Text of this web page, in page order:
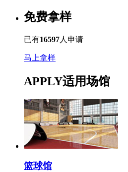
免费拿样
已有16597人申请
马上拿样
APPLY适用场馆
篮球馆